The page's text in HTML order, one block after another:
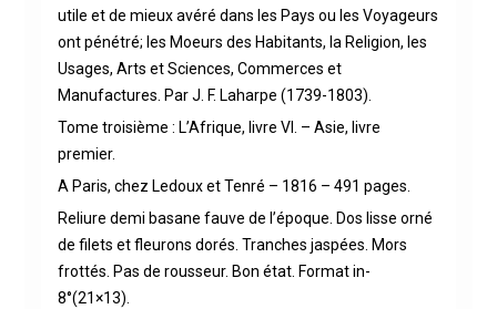
utile et de mieux avéré dans les Pays ou les Voyageurs
ont pénétré; les Moeurs des Habitants, la Religion, les
Usages, Arts et Sciences, Commerces et
Manufactures. Par J. F. Laharpe (1739-1803).
Tome troisième : L’Afrique, livre VI. – Asie, livre
premier.
A Paris, chez Ledoux et Tenré – 1816 – 491 pages.
Reliure demi basane fauve de l’époque. Dos lisse orné
de filets et fleurons dorés. Tranches jaspées. Mors
frottés. Pas de rousseur. Bon état. Format in-
8°(21×13).